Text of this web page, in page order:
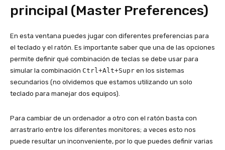
principal (Master Preferences)
En esta ventana puedes jugar con diferentes preferencias para
el teclado y el ratón. Es importante saber que una de las opciones
permite definir qué combinación de teclas se debe usar para
simular la combinación Ctrl+Alt+Supr en los sistemas
secundarios (no olvidemos que estamos utilizando un solo
teclado para manejar dos equipos).
Para cambiar de un ordenador a otro con el ratón basta con
arrastrarlo entre los diferentes monitores; a veces esto nos
puede resultar un inconveniente, por lo que puedes definir varias